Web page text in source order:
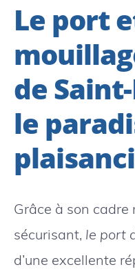
Le port
de
le
Grâce à son
sécurisant, le port
d’une excellente